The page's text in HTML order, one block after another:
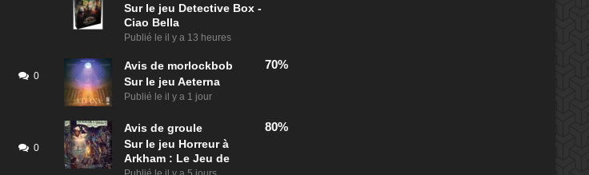
0
0
Sur le jeu Detective Box -
Ciao Bella
Publié le il y a 13 heures
Avis de morlockbob
Sur le jeu Aeterna
Publié le il y a 1 jour
70%
Avis de groule
Sur le jeu Horreur à
Arkham : Le Jeu de
80%